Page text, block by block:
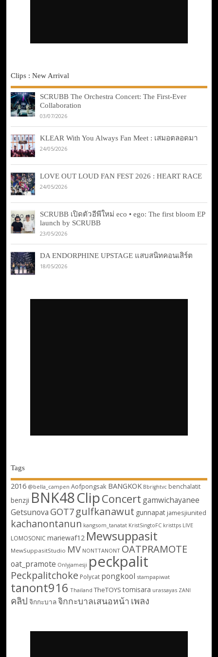
Clips : New Arrival
SCRUBB The Orchestra Concert: The First-Ever
Collaboration
03/07/2026
KLEAR With You Always Fan Meet : เสมอตลอดมา
24/05/2026
LOVE OUT LOUD FAN FEST 2026 : HEART RACE
24/05/2026
SCRUBB เปิดตัวอีพีใหม่ eco • ego: The first bloom EP
launch by SCRUBB
23/05/2026
DA ENDORPHINE UPSTAGE แสบสนิทคอนเสิร์ต
18/05/2026
Tags
2016 @bella_campen Aofpongsak BANGKOK Bbrightvc benchalatit
benzji BNK48ClipConcert gamwichayanee
Getsunova GOT7 gulfkanawut gunnapat jamesjiunited
kachanontanun kangsom_tanatat KristSingtoFC kristtps LIVE
LOMOSONIC mariewaf12 Mewsuppasit
MewSuppasitStudio MV NONTTANONT OATPRAMOTE
oat_pramote Onlyjamesji peckpalit
Peckpalitchoke Polycat pongkool stampapiwat
tanont916 Thailand TheTOYS tomisara urassayas ZANI
คลิป จิกกะบาลจิกกะบาลเสนอหน้า เพลง